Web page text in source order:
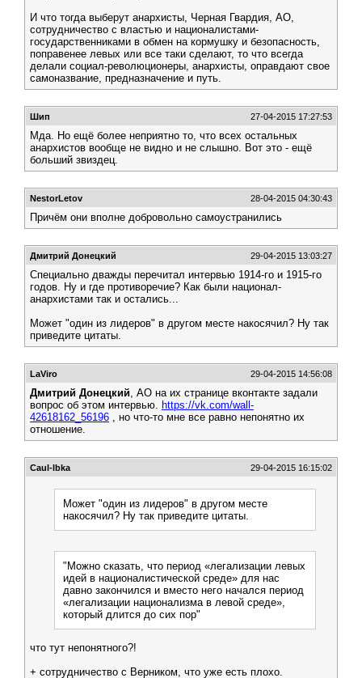
И что тогда выберут анархисты, Черная Гвардия, АО,
сотрудничество с властью и националистами-
государственниками в обмен на кормушку и безопасность,
поправенее левых или все таки сделают, то что всегда
делали социал-революционеры, анархисты, оправдают свое
самоназвание, предназначение и путь.
Шип 27-04-2015 17:27:53
Мда. Но ещё более неприятно то, что всех остальных
анархистов вообще не видно и не слышно. Вот это - ещё
больший звиздец.
NestorLetov 28-04-2015 04:30:43
Причём они вполне добровольно самоустранились
Дмитрий Донецкий 29-04-2015 13:03:27
Специально дважды перечитал интервью 1914-го и 1915-го
годов. Ну и где противоречие? Как были национал-
анархистами так и остались...
Может "один из лидеров" в другом месте накосячил? Ну так
приведите цитаты.
LaViro 29-04-2015 14:56:08
Дмитрий Донецкий, АО на их странице вконтакте задали
вопрос об этом интервью. https://vk.com/wall-
42618162_56196 , но что-то мне все равно непонятно их
отношение.
Caul-lbka 29-04-2015 16:15:02
Может "один из лидеров" в другом месте
накосячил? Ну так приведите цитаты.
"Можно сказать, что период «легализации левых
идей в националистической среде» для нас
давно закончился и вместо него начался период
«легализации национализма в левой среде»,
который длится до сих пор"
что тут непонятного?!
+ сотрудничество с Верником, что уже есть плохо.